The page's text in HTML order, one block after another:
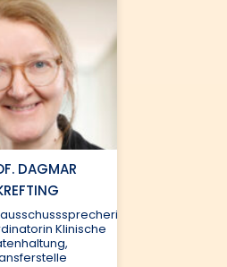
DAGMAR
Klinische